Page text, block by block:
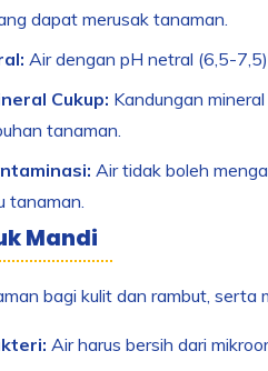
dapat merusak tanaman.
Air dengan pH netral (6,5-
Cukup: Kandungan
tanaman.
Air tidak boleh
tanaman.
Mandi
bagi kulit dan rambut,
Air harus bersih dari